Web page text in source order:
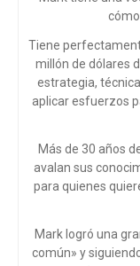
Tiene
millón de dólares
estrategia,
aplicar esfuerzos
Más de 30 años
avalan sus
para quienes
Mark logró una
común» y